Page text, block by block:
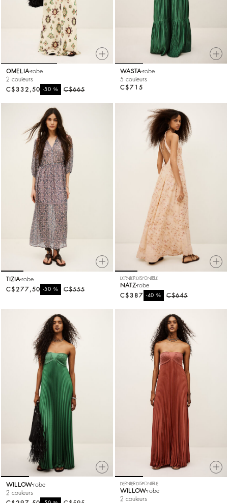
OMELIArobe
2 couleurs
C$665
-50%
C$332,50
WASTArobe
5 couleurs
C$715
TIZIA robe
C$555
-50%
C$277,50
DERNIER DISPONIBLE
NATZrobe
C$645
-40%
C$387
WILLOWrobe
2 couleurs
DERNIER DISPONIBLE
WILLOWrobe
2 couleurs